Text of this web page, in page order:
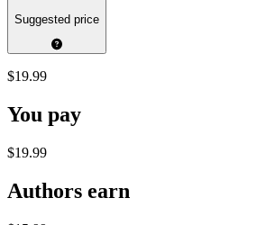
Suggested price
$19.99
You pay
$19.99
Authors earn